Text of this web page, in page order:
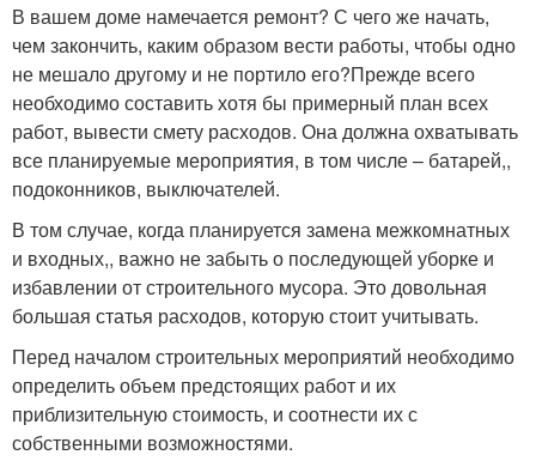
В вашем доме намечается ремонт? С чего же начать,
чем закончить, каким образом вести работы, чтобы одно
не мешало другому и не портило его?Прежде всего
необходимо составить хотя бы примерный план всех
работ, вывести смету расходов. Она должна охватывать
все планируемые мероприятия, в том числе – батарей,,
подоконников, выключателей.
В том случае, когда планируется замена межкомнатных
и входных,, важно не забыть о последующей уборке и
избавлении от строительного мусора. Это довольная
большая статья расходов, которую стоит учитывать.
Перед началом строительных мероприятий необходимо
определить объем предстоящих работ и их
приблизительную стоимость, и соотнести их с
собственными возможностями.